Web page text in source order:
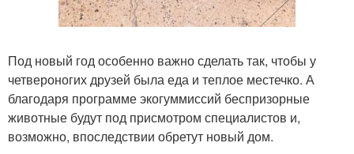
Под новый год особенно важно сделать так, чтобы у
четвероногих друзей была еда и теплое местечко. А
благодаря программе экогуммиссий беспризорные
животные будут под присмотром специалистов и,
возможно, впоследствии обретут новый дом.